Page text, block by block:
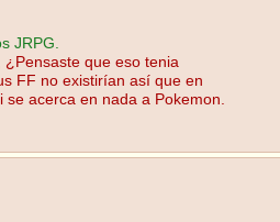
JRPG.
¿Pensaste que eso tenia
FF no existirían así que en
acerca en nada a Pokemon.